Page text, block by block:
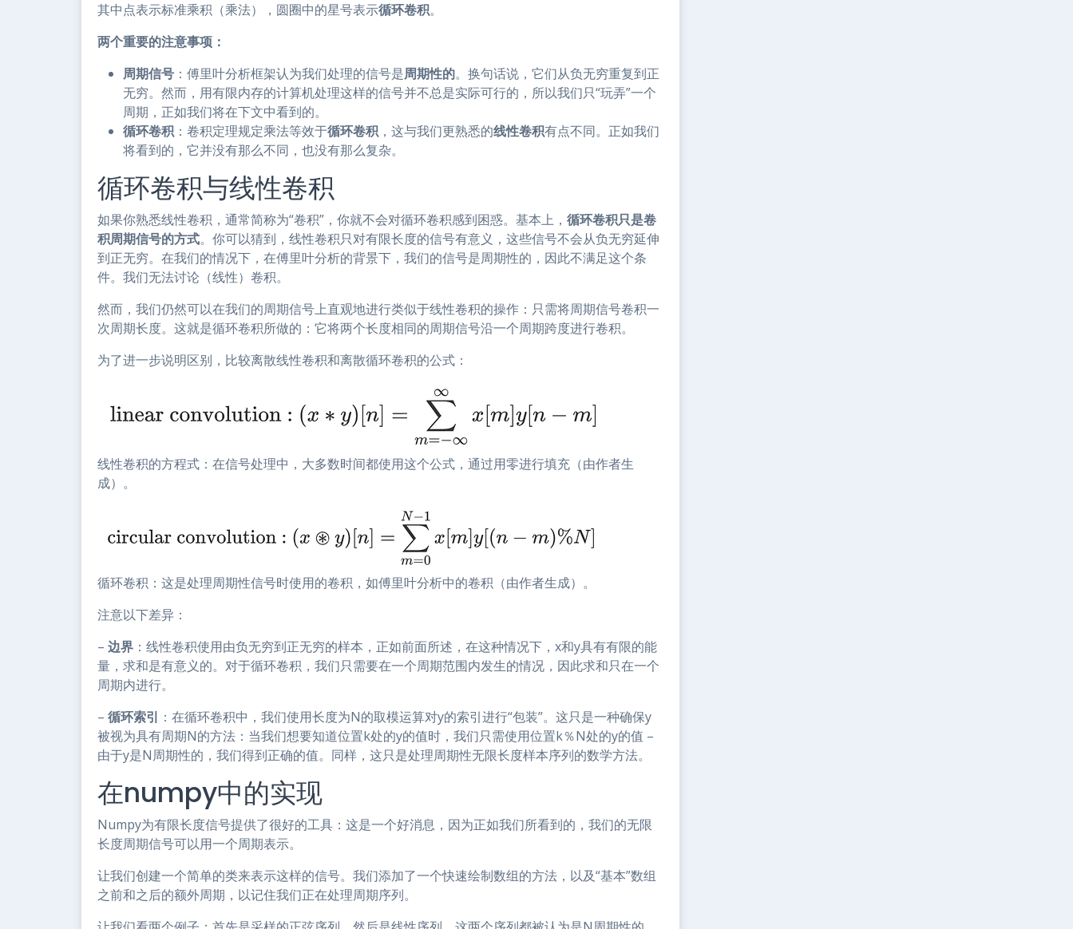
其中点表示标准乘积（乘法），圆圈中的星号表示循环卷积。
两个重要的注意事项：
周期信号 ：傅里叶分析框架认为我们处理的信号是周期性的。换句话说，它们从负无穷重复到正
无穷。然而，用有限内存的计算机处理这样的信号并不总是实际可行的，所以我们只“玩弄”一个
周期，正如我们将在下文中看到的。
循环卷积 ：卷积定理规定乘法等效于循环卷积 ，这与我们更熟悉的线性卷积有点不同。正如我们
将看到的，它并没有那么不同，也没有那么复杂。
循环卷积与线性卷积
如果你熟悉线性卷积，通常简称为“卷积”，你就不会对循环卷积感到困惑。基本上， 循环卷积只是卷
积周期信号的方式。你可以猜到，线性卷积只对有限长度的信号有意义，这些信号不会从负无穷延伸
到正无穷。在我们的情况下，在傅里叶分析的背景下，我们的信号是周期性的，因此不满足这个条
件。我们无法讨论（线性）卷积。
然而，我们仍然可以在我们的周期信号上直观地进行类似于线性卷积的操作：只需将周期信号卷积一
次周期长度。这就是循环卷积所做的：它将两个长度相同的周期信号沿一个周期跨度进行卷积。
为了进一步说明区别，比较离散线性卷积和离散循环卷积的公式：
线性卷积的方程式：在信号处理中，大多数时间都使用这个公式，通过用零进行填充（由作者生
成）。
循环卷积：这是处理周期性信号时使用的卷积，如傅里叶分析中的卷积（由作者生成）。
注意以下差异：
– 边界 ：线性卷积使用由负无穷到正无穷的样本，正如前面所述，在这种情况下，x和y具有有限的能
量，求和是有意义的。对于循环卷积，我们只需要在一个周期范围内发生的情况，因此求和只在一个
周期内进行。
– 循环索引 ：在循环卷积中，我们使用长度为N的取模运算对y的索引进行“包装”。这只是一种确保y
被视为具有周期N的方法：当我们想要知道位置k处的y的值时，我们只需使用位置k％N处的y的值 –
由于y是N周期性的，我们得到正确的值。同样，这只是处理周期性无限长度样本序列的数学方法。
在numpy中的实现
Numpy为有限长度信号提供了很好的工具：这是一个好消息，因为正如我们所看到的，我们的无限
长度周期信号可以用一个周期表示。
让我们创建一个简单的类来表示这样的信号。我们添加了一个快速绘制数组的方法，以及“基本”数组
之前和之后的额外周期，以记住我们正在处理周期序列。